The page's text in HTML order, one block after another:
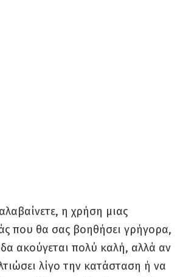
η χρήση μιας
που θα σας βοηθήσει γρήγορα,
ακούγεται πολύ καλή, αλλά αν
λίγο την κατάσταση ή να